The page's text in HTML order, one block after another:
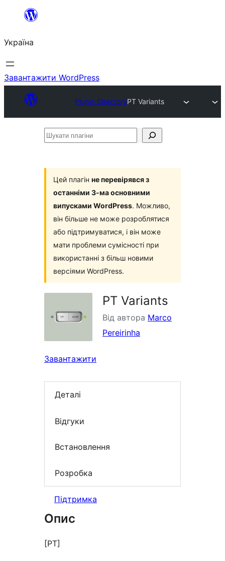
Перейти
вмісту
Україна
Завантажити WordPress
Plugin DirectoryPT Variants
Шукати
Цей плагін не перевірявся з
останніми 3-ма основними
випусками WordPress. Можливо,
він більше не може розроблятися
або підтримуватися, і він може
мати проблеми сумісності при
використанні з більш новими
версіями WordPress.
PT Variants
Від автора Marco
Pereirinha
Завантажити
Деталі
Відгуки
Встановлення
Розробка
Підтримка
Опис
[PT]